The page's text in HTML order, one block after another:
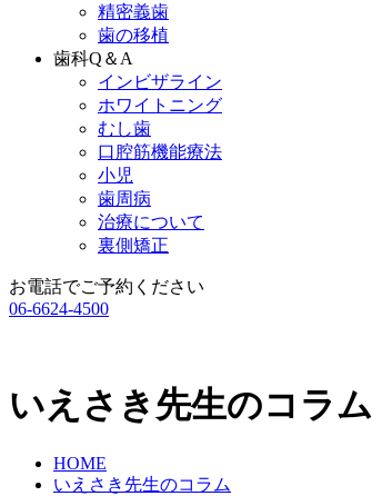
精密義歯
歯の移植
歯科Q＆A
インビザライン
ホワイトニング
むし歯
口腔筋機能療法
小児
歯周病
治療について
裏側矯正
お電話でご予約ください
06-6624-4500
いえさき先生のコラム
HOME
いえさき先生のコラム